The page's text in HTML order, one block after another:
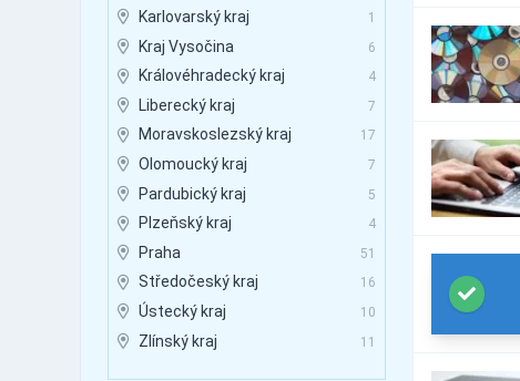
Karlovarský kraj 1
Kraj Vysočina 6
Královéhradecký kraj 4
Liberecký kraj 7
Moravskoslezský kraj 17
Olomoucký kraj 7
Pardubický kraj 5
Plzeňský kraj 4
Praha 51
Středočeský kraj 16
Ústecký kraj 10
Zlínský kraj 11